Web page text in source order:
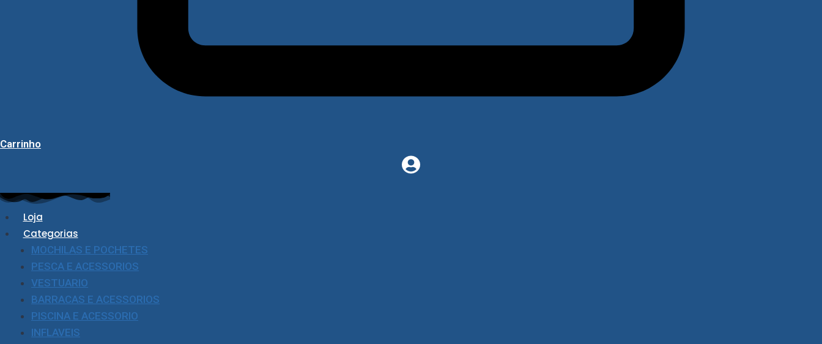
Carrinho
Loja
Categorias
MOCHILAS E POCHETES
PESCA E ACESSORIOS
VESTUARIO
BARRACAS E ACESSORIOS
PISCINA E ACESSORIO
INFLAVEIS